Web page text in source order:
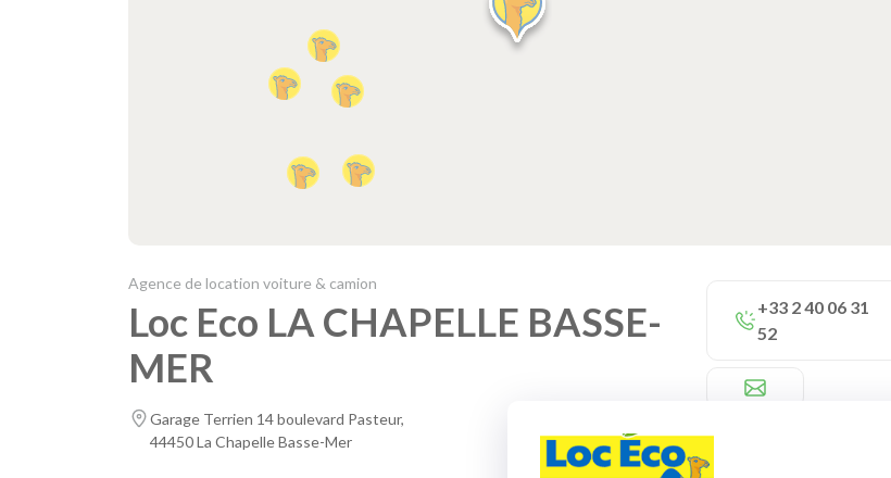
Agence de location voiture & camion
Loc Eco LA CHAPELLE BASSE-
MER
Garage Terrien 14 boulevard Pasteur,
44450 La Chapelle Basse-Mer
+33 2 40 06 31
52